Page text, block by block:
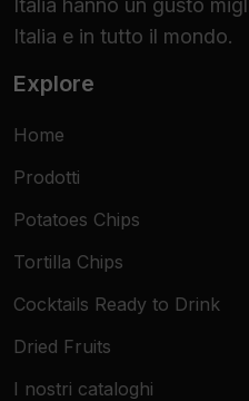
Italia e in tutto il mondo.
Explore
Home
Prodotti
Potatoes Chips
Tortilla Chips
Cocktails Ready to Drink
Dried Fruits
I nostri cataloghi